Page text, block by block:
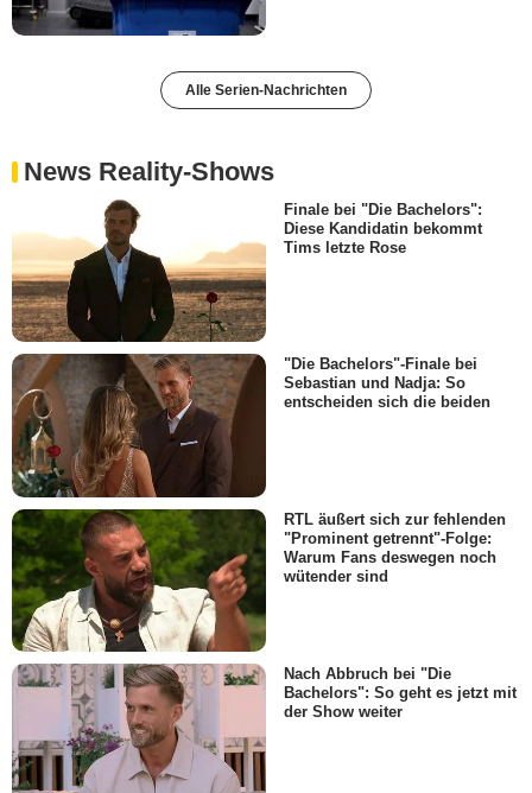
Alle Serien-Nachrichten
News Reality-Shows
Finale bei "Die Bachelors":
Diese Kandidatin bekommt
Tims letzte Rose
"Die Bachelors"-Finale bei
Sebastian und Nadja: So
entscheiden sich die beiden
RTL äußert sich zur fehlenden
"Prominent getrennt"-Folge:
Warum Fans deswegen noch
wütender sind
Nach Abbruch bei "Die
Bachelors": So geht es jetzt mit
der Show weiter